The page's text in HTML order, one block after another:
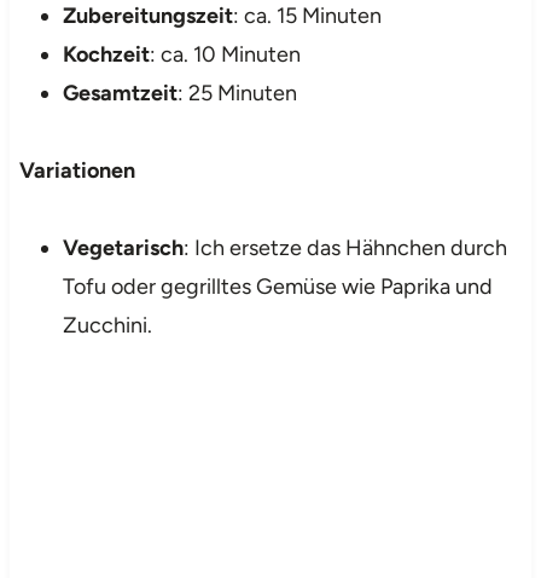
Zubereitungszeit: ca. 15 Minuten
Kochzeit: ca. 10 Minuten
Gesamtzeit: 25 Minuten
Variationen
Vegetarisch: Ich ersetze das Hähnchen durch
Tofu oder gegrilltes Gemüse wie Paprika und
Zucchini.